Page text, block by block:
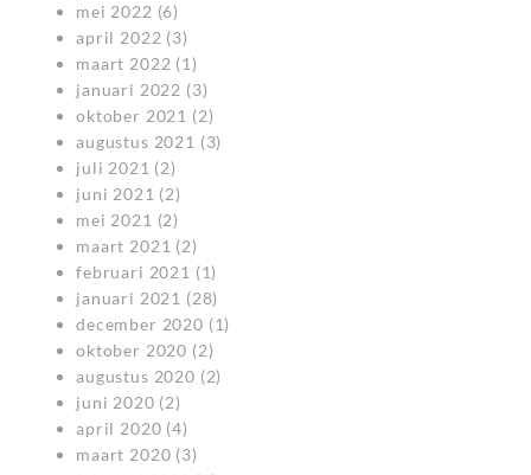
mei 2022 (6)
april 2022 (3)
maart 2022 (1)
januari 2022 (3)
oktober 2021 (2)
augustus 2021 (3)
juli 2021 (2)
juni 2021 (2)
mei 2021 (2)
maart 2021 (2)
februari 2021 (1)
januari 2021 (28)
december 2020 (1)
oktober 2020 (2)
augustus 2020 (2)
juni 2020 (2)
april 2020 (4)
maart 2020 (3)